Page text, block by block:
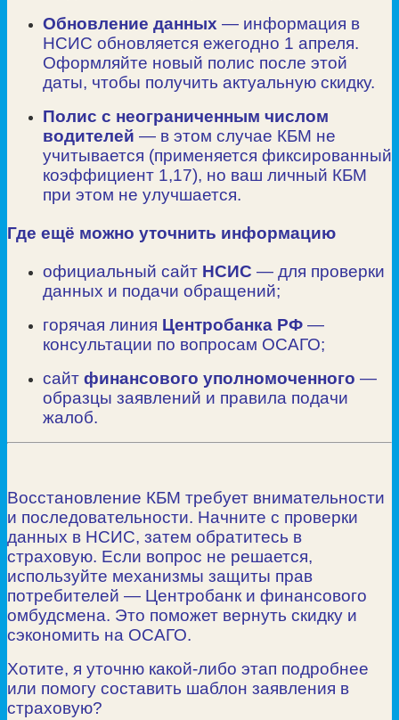
Обновление данных — информация в
НСИС обновляется ежегодно 1 апреля.
Оформляйте новый полис после этой
даты, чтобы получить актуальную скидку.
Полис с неограниченным числом
водителей — в этом случае КБМ не
учитывается (применяется фиксированный
коэффициент 1,17), но ваш личный КБМ
при этом не улучшается.
Где ещё можно уточнить информацию
официальный сайт НСИС — для проверки
данных и подачи обращений;
горячая линия Центробанка РФ —
консультации по вопросам ОСАГО;
сайт финансового уполномоченного —
образцы заявлений и правила подачи
жалоб.
Восстановление КБМ требует внимательности
и последовательности. Начните с проверки
данных в НСИС, затем обратитесь в
страховую. Если вопрос не решается,
используйте механизмы защиты прав
потребителей — Центробанк и финансового
омбудсмена. Это поможет вернуть скидку и
сэкономить на ОСАГО.
Хотите, я уточню какой‑либо этап подробнее
или помогу составить шаблон заявления в
страховую?